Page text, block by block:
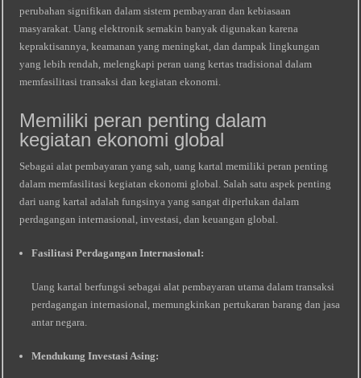
perubahan signifikan dalam sistem pembayaran dan kebiasaan
masyarakat. Uang elektronik semakin banyak digunakan karena
kepraktisannya, keamanan yang meningkat, dan dampak lingkungan
yang lebih rendah, melengkapi peran uang kertas tradisional dalam
memfasilitasi transaksi dan kegiatan ekonomi.
Memiliki peran penting dalam
kegiatan ekonomi global
Sebagai alat pembayaran yang sah, uang kartal memiliki peran penting
dalam memfasilitasi kegiatan ekonomi global. Salah satu aspek penting
dari uang kartal adalah fungsinya yang sangat diperlukan dalam
perdagangan internasional, investasi, dan keuangan global.
Fasilitasi Perdagangan Internasional:
Uang kartal berfungsi sebagai alat pembayaran utama dalam transaksi
perdagangan internasional, memungkinkan pertukaran barang dan jasa
antar negara.
Mendukung Investasi Asing: